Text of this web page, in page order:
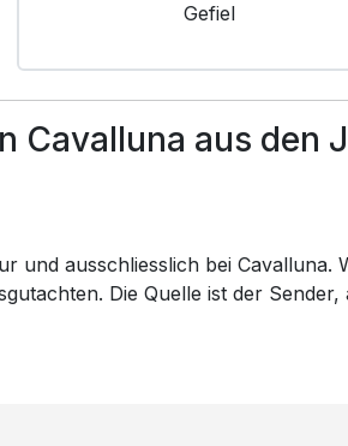
Gefiel
Cavalluna aus den
und ausschliesslich bei Cavalluna.
Die Quelle ist der